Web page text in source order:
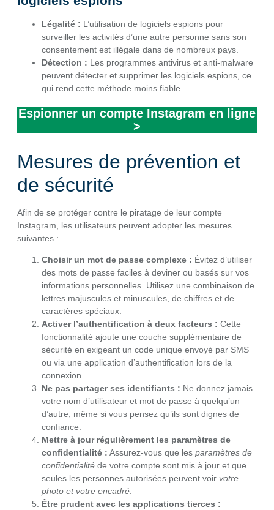
Légalité : L’utilisation de logiciels espions pour
surveiller les activités d’une autre personne sans son
consentement est illégale dans de nombreux pays.
Détection : Les programmes antivirus et anti-malware
peuvent détecter et supprimer les logiciels espions, ce
qui rend cette méthode moins fiable.
Espionner un compte Instagram en ligne
>
Mesures de prévention et
de sécurité
Afin de se protéger contre le piratage de leur compte
Instagram, les utilisateurs peuvent adopter les mesures
suivantes :
Choisir un mot de passe complexe : Évitez d’utiliser
des mots de passe faciles à deviner ou basés sur vos
informations personnelles. Utilisez une combinaison de
lettres majuscules et minuscules, de chiffres et de
caractères spéciaux.
Activer l’authentification à deux facteurs : Cette
fonctionnalité ajoute une couche supplémentaire de
sécurité en exigeant un code unique envoyé par SMS
ou via une application d’authentification lors de la
connexion.
Ne pas partager ses identifiants : Ne donnez jamais
votre nom d’utilisateur et mot de passe à quelqu’un
d’autre, même si vous pensez qu’ils sont dignes de
confiance.
Mettre à jour régulièrement les paramètres de
confidentialité : Assurez-vous que les paramètres de
confidentialité de votre compte sont mis à jour et que
seules les personnes autorisées peuvent voir votre
photo et votre encadré
Être prudent avec les applications tierces :